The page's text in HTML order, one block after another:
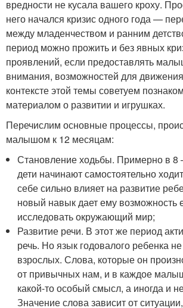
вредности не кусала вашего кроху.
него начался кризис одного года —
между младенчеством и ранним
период можно прожить и без явных
проявлений, если предоставлять
внимания, возможностей для
контексте этой темы советуем
материалом о развитии и игрушках.
Перечислим основные процессы,
малышом к 12 месяцам:
Становление ходьбы. Примерно в 8
дети начинают самостоятельно
себе сильно влияет на развитие
новый навык дает ему возможность
исследовать окружающий мир;
Развитие речи. В этот же период
речь. Но язык годовалого ребенка
взрослых. Слова, которые он
от привычных нам, и в каждое
какой-то особый смысл, а иногда и
Значение слова зависит от